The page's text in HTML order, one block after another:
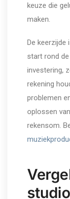
keuze die
maken.
De keerzijde
start rond
investering,
rekening
problemen
oplossen
rekensom.